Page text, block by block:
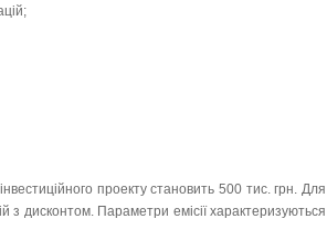
проекту становить 500 тис. грн. Для
з дисконтом. Параметри емісії характеризуються